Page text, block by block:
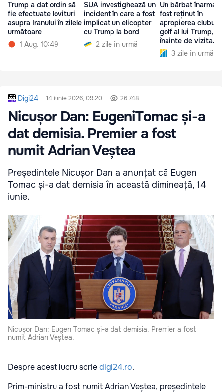
Trump a dat ordin să
fie efectuate lovituri
asupra Iranului în zilele
următoare
1 Aug. 10:49
SUA investighează un
incident în care a fost
implicat un elicopter
cu Trump la bord
2 zile în urmă
Un bărbat înarmat
fost reținut în
apropierea
golf al lui Trump,
înainte de vizita
președintelui
3 zile în urmă
Digi24 14 iunie 2026, 09:20 26 748
Nicușor Dan: EugeniTomac și-a
dat demisia. Premier a fost
numit Adrian Veștea
Președintele Nicușor Dan a anunțat că Eugen
Tomac și-a dat demisia în această dimineață, 14
iunie.
Nicușor Dan: Eugen Tomac și-a dat demisia. Premier a fost
numit Adrian Veștea.
Despre acest lucru scriedigi24.ro.
Prim-ministru a fost numit Adrian Veștea, președintele